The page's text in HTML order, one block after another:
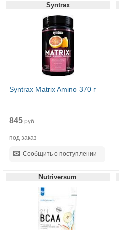
Syntrax
Syntrax Matrix Amino 370 г
845руб.
под заказ
Сообщить о поступлении
Nutriversum